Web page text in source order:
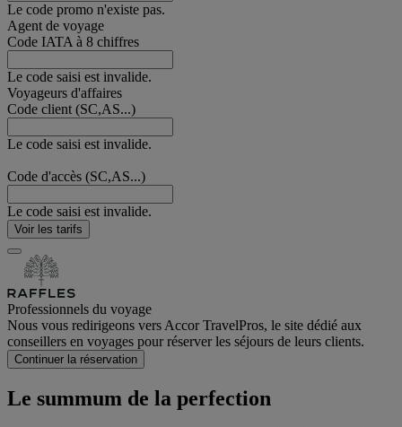
Le code promo n'existe pas.
Agent de voyage
Code IATA à 8 chiffres
Le code saisi est invalide.
Voyageurs d'affaires
Code client (SC,AS...)
Le code saisi est invalide.
Code d'accès (SC,AS...)
Le code saisi est invalide.
Voir les tarifs
Professionnels du voyage
Nous vous redirigeons vers Accor TravelPros, le site dédié aux
conseillers en voyages pour réserver les séjours de leurs clients.
Continuer la réservation
Le summum de la perfection